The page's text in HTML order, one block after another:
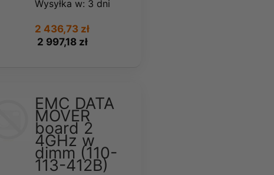
Wysyłka w: 3 dni
2 997,18 zł
2 436,73 zł
EMC DATA
MOVER
board 2
4GHz w
dimm (110-
113-412B)